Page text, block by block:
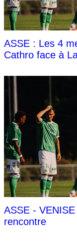
ASSE : Les 4
Cathro face à
ASSE -
rencontre